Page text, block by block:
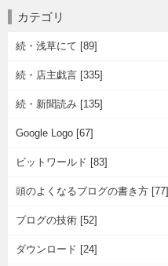
カテゴリ
続・浅草にて [89]
続・店主戯言 [335]
続・新聞読み [135]
Google Logo [67]
ビットワールド [83]
頭のよくなるブログの書き方 [77]
ブログの技術 [52]
ダウンロード [24]